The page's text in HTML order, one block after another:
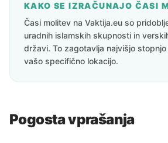
KAKO SE IZRAČUNAJO ČASI
Časi molitev na Vaktija.eu so
uradnih islamskih skupnosti in
državi. To zagotavlja najvišjo
vašo specifično lokacijo.
Pogosta vprašanja